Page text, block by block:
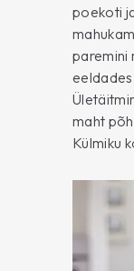
poekoti
paremini
maht
Külmiku